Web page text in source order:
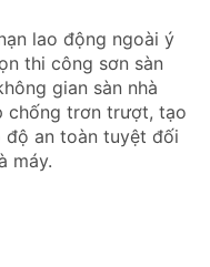
lao động ngoài ý
thi công sơn sàn
gian sàn nhà
chống trơn trượt, tạo
độ an toàn tuyệt đối
máy.